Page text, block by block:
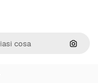
Cerca